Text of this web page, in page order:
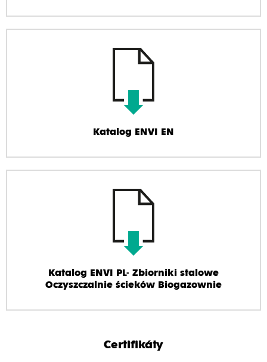
Katalog ENVI EN
Katalog ENVI PL- Zbiorniki stalowe
Oczyszczalnie ścieków Biogazownie
Certifikáty